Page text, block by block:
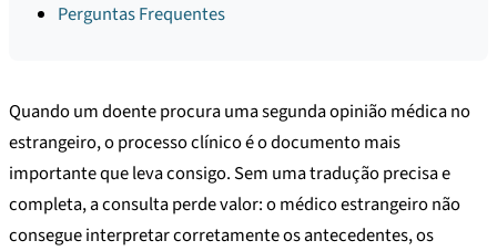
Perguntas Frequentes
Quando um doente procura uma segunda opinião médica no
estrangeiro, o processo clínico é o documento mais
importante que leva consigo. Sem uma tradução precisa e
completa, a consulta perde valor: o médico estrangeiro não
consegue interpretar corretamente os antecedentes, os